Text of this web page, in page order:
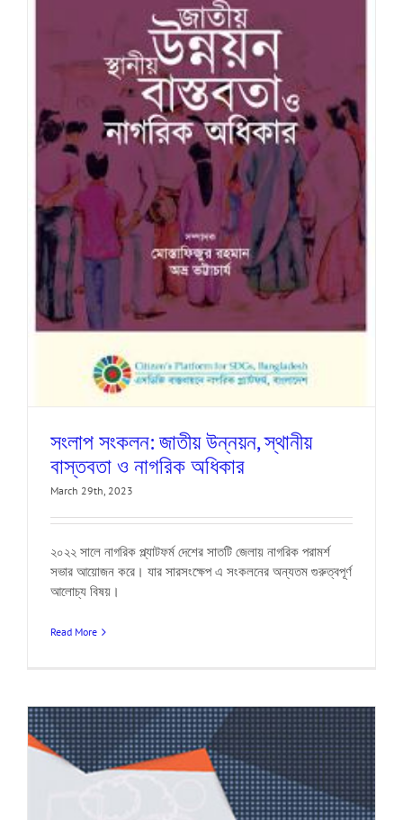
সংলাপ সংকলন: জাতীয় উন্নয়ন, স্থানীয়
বাস্তবতা ও নাগরিক অধিকার
March 29th, 2023
২০২২ সালে নাগরিক প্ল্যাটফর্ম দেশের সাতটি জেলায় নাগরিক পরামর্শ
সভার আয়োজন করে। যার সারসংক্ষেপ এ সংকলনের অন্যতম গুরুত্বপূর্ণ
আলোচ্য বিষয়।
Read More